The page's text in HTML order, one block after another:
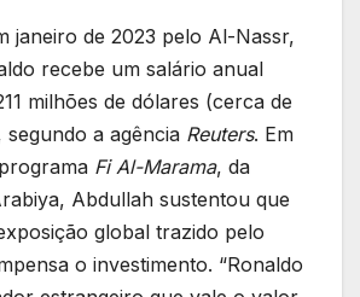
janeiro de 2023 pelo Al-Nassr,
recebe um salário anual
milhões de dólares (cerca de
segundo a agência Reuters. Em
Fi Al-Marama, da
Abdullah sustentou que
global trazido pelo
o investimento. “Ronaldo